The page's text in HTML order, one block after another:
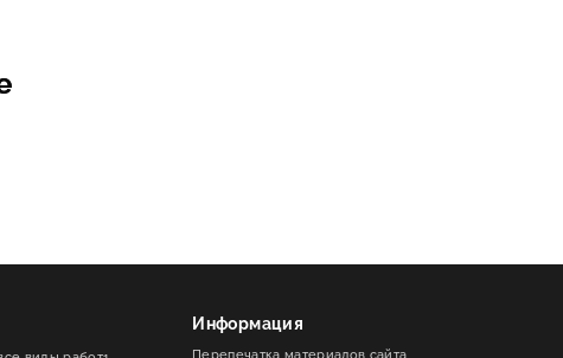
Информация
Перепечатка материалов сайта